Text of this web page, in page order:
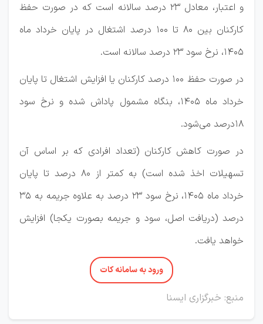
و اعتبار، معادل ۲۳ درصد سالانه است که در صورت حفظ
کارکنان بین ۸۰ تا ۱۰۰ درصد اشتغال در پایان خرداد ماه
۱۴۰۵، نرخ سود ۲۳ درصد سالانه است.
در صورت حفظ ۱۰۰ درصد کارکنان یا افزایش اشتغال تا پایان
خرداد ماه ۱۴۰۵، بنگاه مشمول پاداش شده و نرخ سود
۱۸درصد می‌شود.
در صورت کاهش کارکنان (تعداد افرادی که بر اساس آن
تسهیلات اخذ شده است) به کمتر از ۸۰ درصد تا پایان
خرداد ماه ۱۴۰۵، نرخ سود ۲۳ درصد به علاوه جریمه به ۳۵
درصد (دریافت اصل، سود و جریمه بصورت یکجا) افزایش
خواهد یافت.
ورود به سامانه کات
منبع: خبرگزاری ایسنا